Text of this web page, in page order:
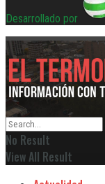
Desarrollado por
No Result
View All Result